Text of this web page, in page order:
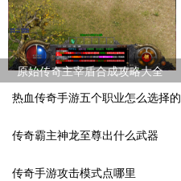
原始传奇主宰盾合成攻略大全
热血传奇手游五个职业怎么选择的
传奇霸主神龙至尊出什么武器
传奇手游攻击模式点哪里